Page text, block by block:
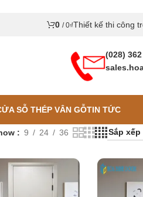
0 / 0₫Thiết kế thi công
(028)
SỖ THÉP VÂN GỖTIN TỨC
9 24 36